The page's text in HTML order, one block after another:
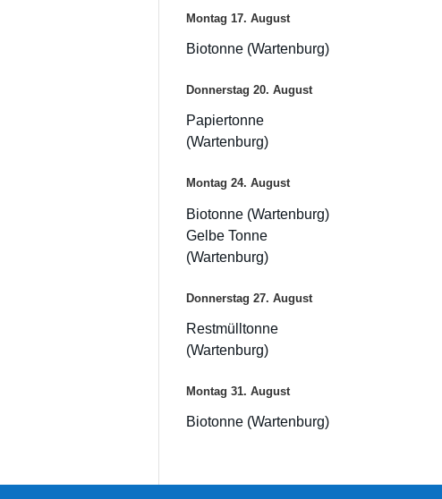
Montag 17. August
Biotonne (Wartenburg)
Donnerstag 20. August
Papiertonne
(Wartenburg)
Montag 24. August
Biotonne (Wartenburg)
Gelbe Tonne
(Wartenburg)
Donnerstag 27. August
Restmülltonne
(Wartenburg)
Montag 31. August
Biotonne (Wartenburg)